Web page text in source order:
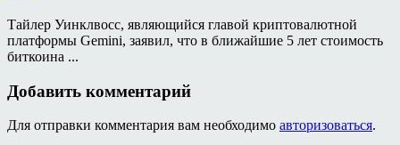
Тайлер Уинклвосс, являющийся главой криптовалютной
платформы Gemini, заявил, что в ближайшие 5 лет стоимость
биткоина ...
Добавить комментарий
Для отправки комментария вам необходимо авторизоваться.